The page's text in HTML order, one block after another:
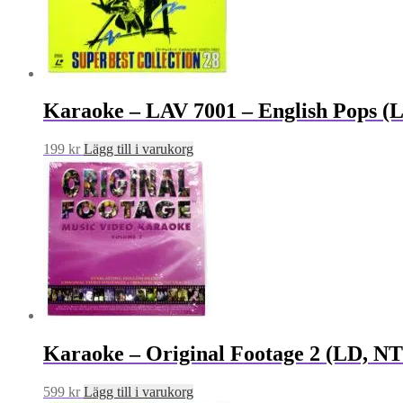
Karaoke – LAV 7001 – English Pops
199 kr Lägg till i varukorg
Karaoke – Original Footage 2 (LD,
599 kr Lägg till i varukorg